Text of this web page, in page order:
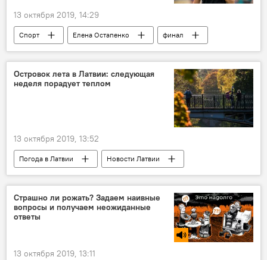
13 октября 2019, 14:29
Спорт Елена Остапенко
финал
теннисистка
Островок лета в Латвии: следующая
неделя порадует теплом
13 октября 2019, 13:52
Погода в Латвии
Новости Латвии
погода
тепло Латвия
Страшно ли рожать? Задаем наивные
вопросы и получаем неожиданные
ответы
13 октября 2019, 13:11